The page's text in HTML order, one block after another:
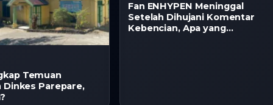
Temuan
Dinkes Parepare,
Fan ENHYPEN Meninggal
Setelah Dihujani Komentar
Kebencian, Apa yang